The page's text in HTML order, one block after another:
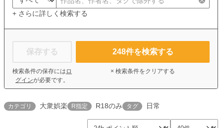
+ さらに詳しく検索する
保存する
検索条件の保存には ロ
グインが必要です。
248件を検索する
× 検索条件をクリアする
カテゴリ 大衆娯楽 R指定 R18のみ タグ 日常